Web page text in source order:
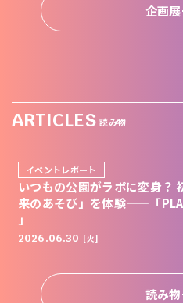
企画
ARTICLES 読み物
イベントレポート
いつもの公園がラボに変身？
来のあそび」を体験——「
」
2026.06.30 [火]
読み